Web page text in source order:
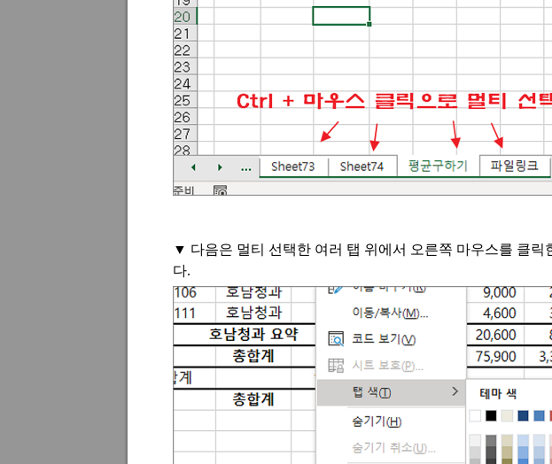
▼ 다음은 멀티 선택한 여러 탭 위에서 오른쪽 마우스를 클릭
다.